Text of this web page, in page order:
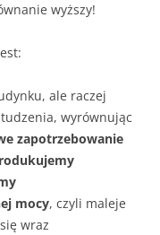
wyższy!
ale raczej
wyrównując
zapotrzebowanie
mocy, czyli maleje
wraz